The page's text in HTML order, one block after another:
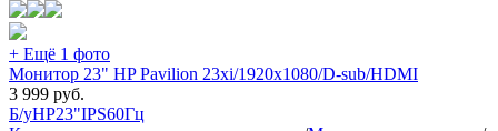
+ Ещё 1 фото
Монитор 23" HP Pavilion 23xi/1920x1080/D-sub/HDMI
3 999 руб.
Б/уHP23"IPS60Гц